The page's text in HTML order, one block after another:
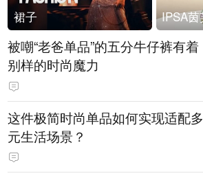
裙子
被嘲“老爸单品”的五分牛仔裤有着
别样的时尚魔力
这件极简时尚单品如何实现适配多
元生活场景？